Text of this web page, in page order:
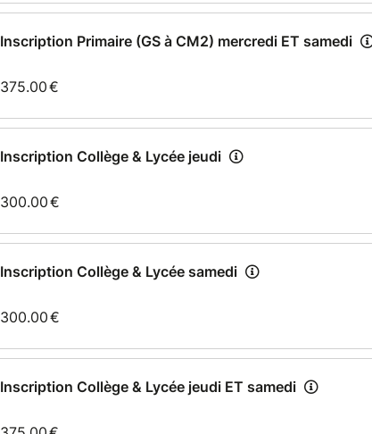
Inscription Primaire (GS à CM2) mercredi ET samedi
375.00€
Inscription Collège & Lycée jeudi
300.00€
Inscription Collège & Lycée samedi
300.00€
Inscription Collège & Lycée jeudi ET samedi